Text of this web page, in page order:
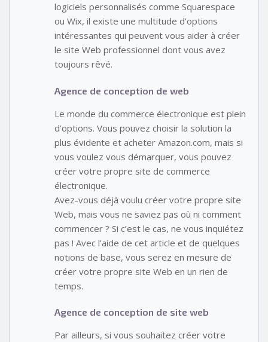
logiciels personnalisés comme Squarespace
ou Wix, il existe une multitude d’options
intéressantes qui peuvent vous aider à créer
le site Web professionnel dont vous avez
toujours rêvé.
Agence de conception de web
Le monde du commerce électronique est plein
d’options. Vous pouvez choisir la solution la
plus évidente et acheter Amazon.com, mais si
vous voulez vous démarquer, vous pouvez
créer votre propre site de commerce
électronique.
Avez-vous déjà voulu créer votre propre site
Web, mais vous ne saviez pas où ni comment
commencer ? Si c’est le cas, ne vous inquiétez
pas ! Avec l’aide de cet article et de quelques
notions de base, vous serez en mesure de
créer votre propre site Web en un rien de
temps.
Agence de conception de site web
Par ailleurs, si vous souhaitez créer votre